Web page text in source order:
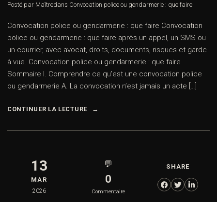
Posté par Maîtredans Convocation police ou gendarmerie : que faire
Convocation police ou gendarmerie : que faire Convocation
police ou gendarmerie : que faire après un appel, un SMS ou
un courrier, avec avocat, droits, documents, risques et garde
à vue. Convocation police ou gendarmerie : que faire
Sommaire I. Comprendre ce qu’est une convocation police
ou gendarmerie A. La convocation n’est jamais un acte […]
CONTINUER LA LECTURE
13
MAR
2026
💬
0
Commentaire
SHARE